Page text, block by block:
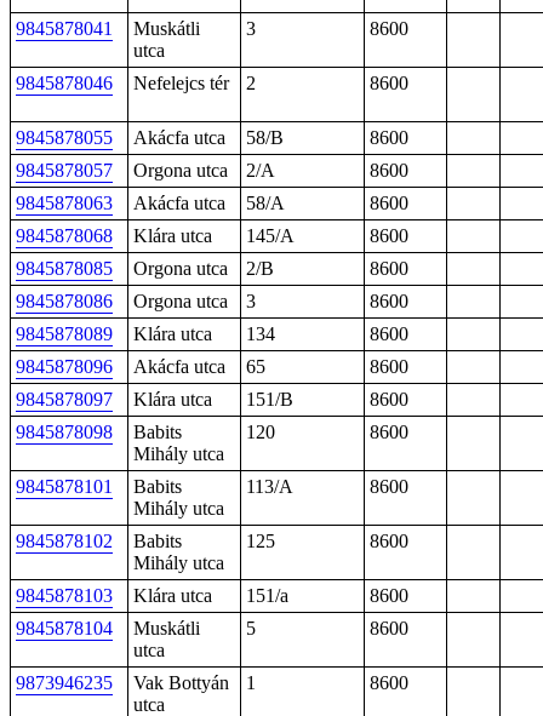
9845878041
Muskátli
utca
3 8600
9845878046 Nefelejcs tér 2 8600
9845878055 Akácfa utca 58/B
8600
9845878057
Orgona utca 2/A
8600
9845878063
Akácfa utca 58/A
8600
9845878068
Klára utca 145/A
8600
9845878085
Orgona utca 2/B
8600
9845878086
Orgona utca 3
8600
9845878089
Klára utca 134
8600
9845878096
Akácfa utca 65
8600
9845878097
Klára utca 151/B
8600
9845878098
Babits
Mihály utca
120 8600
9845878101
Babits
Mihály utca
113/A 8600
9845878102
Babits
Mihály utca
125 8600
9845878103 Klára utca 151/a
8600
9845878104
Muskátli
utca
5 8600
9873946235
Vak Bottyán
utca
1 8600